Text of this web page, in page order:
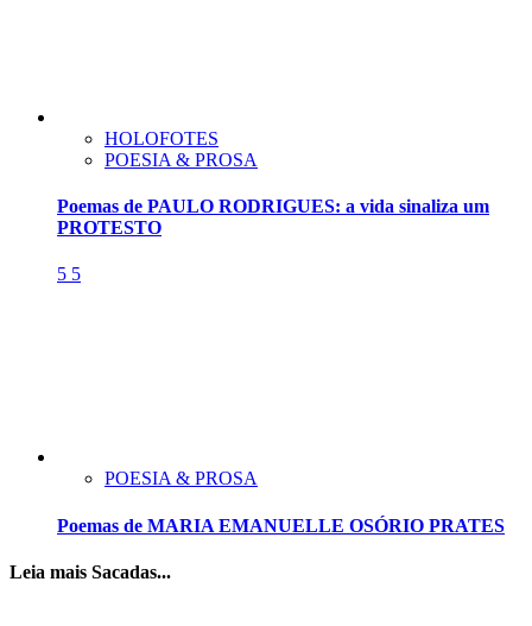
HOLOFOTES
POESIA & PROSA
Poemas de PAULO RODRIGUES: a vida sinaliza um
PROTESTO
5 5
POESIA & PROSA
Poemas de MARIA EMANUELLE OSÓRIO PRATES
Leia mais Sacadas...